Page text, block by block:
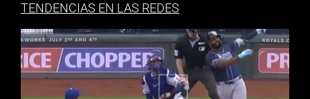
TENDENCIAS EN LAS REDES